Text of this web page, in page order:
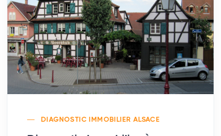
DIAGNOSTIC IMMOBILIER ALSACE